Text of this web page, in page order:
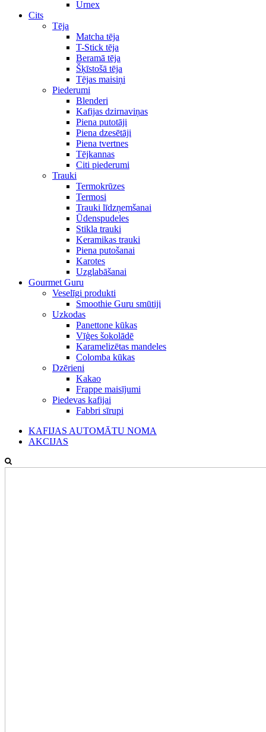
Urnex
Cits
Tēja
Matcha tēja
T-Stick tēja
Beramā tēja
Šķīstošā tēja
Tējas maisiņi
Piederumi
Blenderi
Kafijas dzirnaviņas
Piena putotāji
Piena dzesētāji
Piena tvertnes
Tējkannas
Citi piederumi
Trauki
Termokrūzes
Termosi
Trauki līdzņemšanai
Ūdenspudeles
Stikla trauki
Keramikas trauki
Piena putošanai
Karotes
Uzglabāšanai
Gourmet Guru
Veselīgi produkti
Smoothie Guru smūtiji
Uzkodas
Panettone kūkas
Vīģes šokolādē
Karamelizētas mandeles
Colomba kūkas
Dzērieni
Kakao
Frappe maisījumi
Piedevas kafijai
Fabbri sīrupi
KAFIJAS AUTOMĀTU NOMA
AKCIJAS